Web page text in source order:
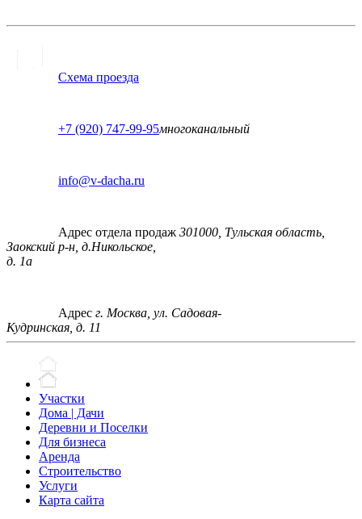
Схема проезда
+7 (920) 747-99-95многоканальный
info@v-dacha.ru
Адрес отдела продаж 301000, Тульская область,
Заокский р-н, д.Никольское,
д. 1а
Адрес г. Москва, ул. Садовая-
Кудринская, д. 11
Участки
Дома | Дачи
Деревни и Поселки
Для бизнеса
Аренда
Строительство
Услуги
Карта сайта